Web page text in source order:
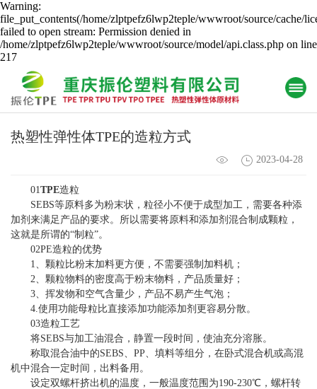
Warning:
file_put_contents(/home/zlptpefz6lwp2teple/wwwroot/source/cache/
failed to open stream: Permission denied in
/home/zlptpefz6lwp2teple/wwwroot/source/model/api.class.php on line
217
热塑性弹性体TPE的造粒方式
2023-04-28
01TPE造粒
SEBS等原料多为粉末状，粒径小不便于成型加工，需要各种添
加剂来满足产品的要求。所以需要将原料和添加剂混合制成颗粒，
这就是所谓的“制粒”。
02PE造粒的优势
1、颗粒比粉末加料更方便，不需要强制加料机；
2、颗粒物料的密度高于粉末物料，产品质量好；
3、挥发物和空气含量少，产品不易产生气泡；
4.使用功能母粒比直接添加功能添加剂更容易分散。
03造粒工艺
将SEBS与加工油混合，静置一段时间，使油充分溶胀。
称取混合油中的SEBS、PP、填料等组分，在卧式混合机或高混
机中混合一定时间，出料备用。
设定双螺杆挤出机的温度，一般温度范围为190-230℃，螺杆转